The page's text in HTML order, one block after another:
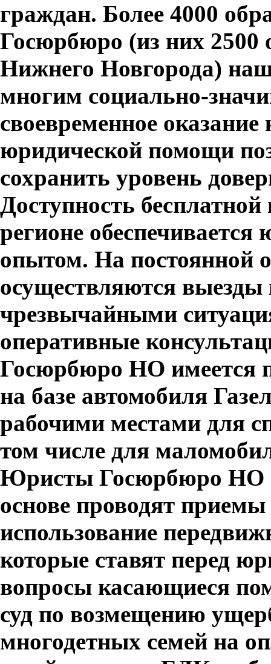
граждан. Более 4000
Госюрбюро (из них 2500
Нижнего Новгорода)
многим социально-
своевременное
юридической помощи
сохранить уровень
Доступность
регионе
опытом. На постоянной
осуществляются выезды
чрезвычайными
оперативные
Госюрбюро НО имеется
на базе автомобиля
рабочими местами для
том числе для
Юристы Госюрбюро НО и
основе проводят
использование
которые ставят перед
вопросы касающиеся
суд по возмещению
многодетных семей на